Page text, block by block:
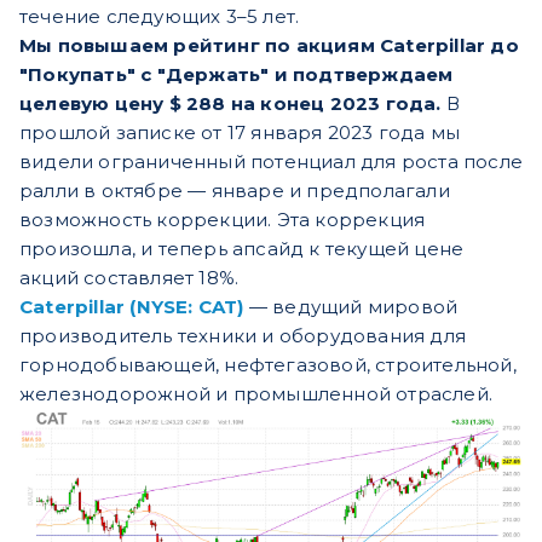
течение следующих 3–5 лет.
Мы повышаем рейтинг по акциям Caterpillar до
"Покупать" с "Держать" и подтверждаем
целевую цену $ 288 на конец 2023 года. В
прошлой записке от 17 января 2023 года мы
видели ограниченный потенциал для роста после
ралли в октябре — январе и предполагали
возможность коррекции. Эта коррекция
произошла, и теперь апсайд к текущей цене
акций составляет 18%.
Caterpillar (NYSE: CAT) — ведущий мировой
производитель техники и оборудования для
горнодобывающей, нефтегазовой, строительной,
железнодорожной и промышленной отраслей.